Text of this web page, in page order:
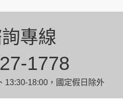
專線
1778
13:30-18:00，國定假日除外